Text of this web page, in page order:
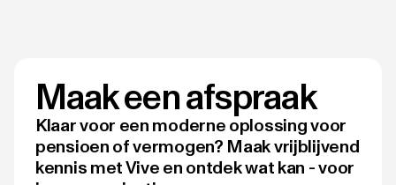
Maak een afspraak
Klaar voor een moderne oplossing voor
pensioen of vermogen? Maak vrijblijvend
kennis met Vive en ontdek wat kan - voor